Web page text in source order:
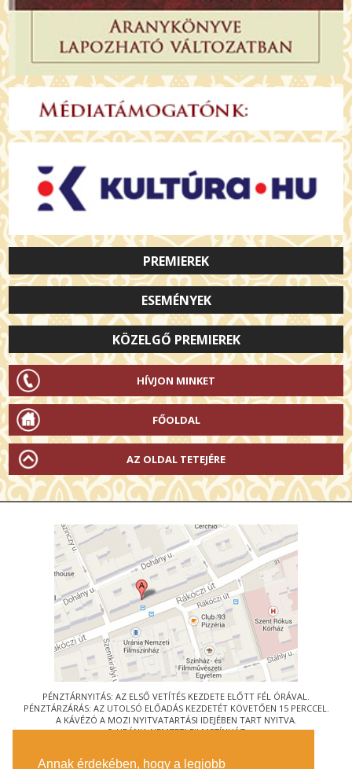
Annak érdekében, hogy a legjobb
PREMIEREK
ESEMÉNYEK
KÖZELGŐ PREMIEREK
HÍVJON MINKET
FŐOLDAL
AZ OLDAL TETEJÉRE
PÉNZTÁRNYITÁS: AZ ELSŐ VETÍTÉS KEZDETE ELŐTT FÉL ÓRÁVAL.
PÉNZTÁRZÁRÁS: AZ UTOLSÓ ELŐADÁS KEZDETÉT KÖVETŐEN 15 PERCCEL.
A KÁVÉZÓ A MOZI NYITVATARTÁSI IDEJÉBEN TART NYITVA.
© URÁNIA NEMZETI FILMSZÍNHÁZ